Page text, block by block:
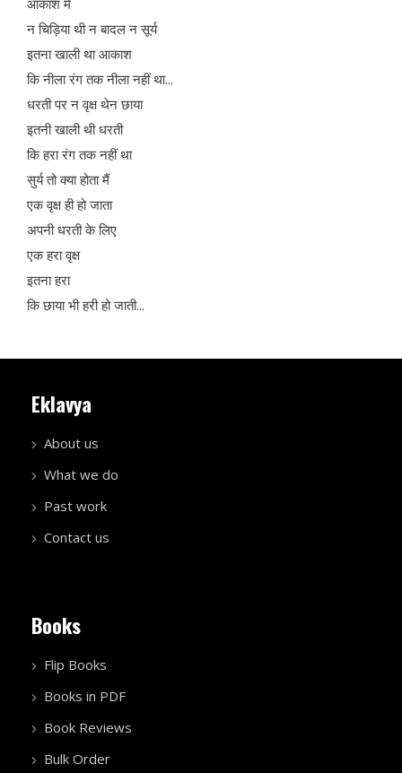
आकाश में
न चिड़िया थी न बादल न सूर्य
इतना खाली था आकाश
कि नीला रंग तक नीला नहीं था...
धरती पर न वृक्ष थेन छाया
इतनी खाली थी धरती
कि हरा रंग तक नहीं था
सुर्य तो क्या होता मैं
एक वृक्ष ही हो जाता
अपनी धरती के लिए
एक हरा वृक्ष
इतना हरा
कि छाया भी हरी हो जाती...
Eklavya
About us
What we do
Past work
Contact us
Books
Flip Books
Books in PDF
Book Reviews
Bulk Order